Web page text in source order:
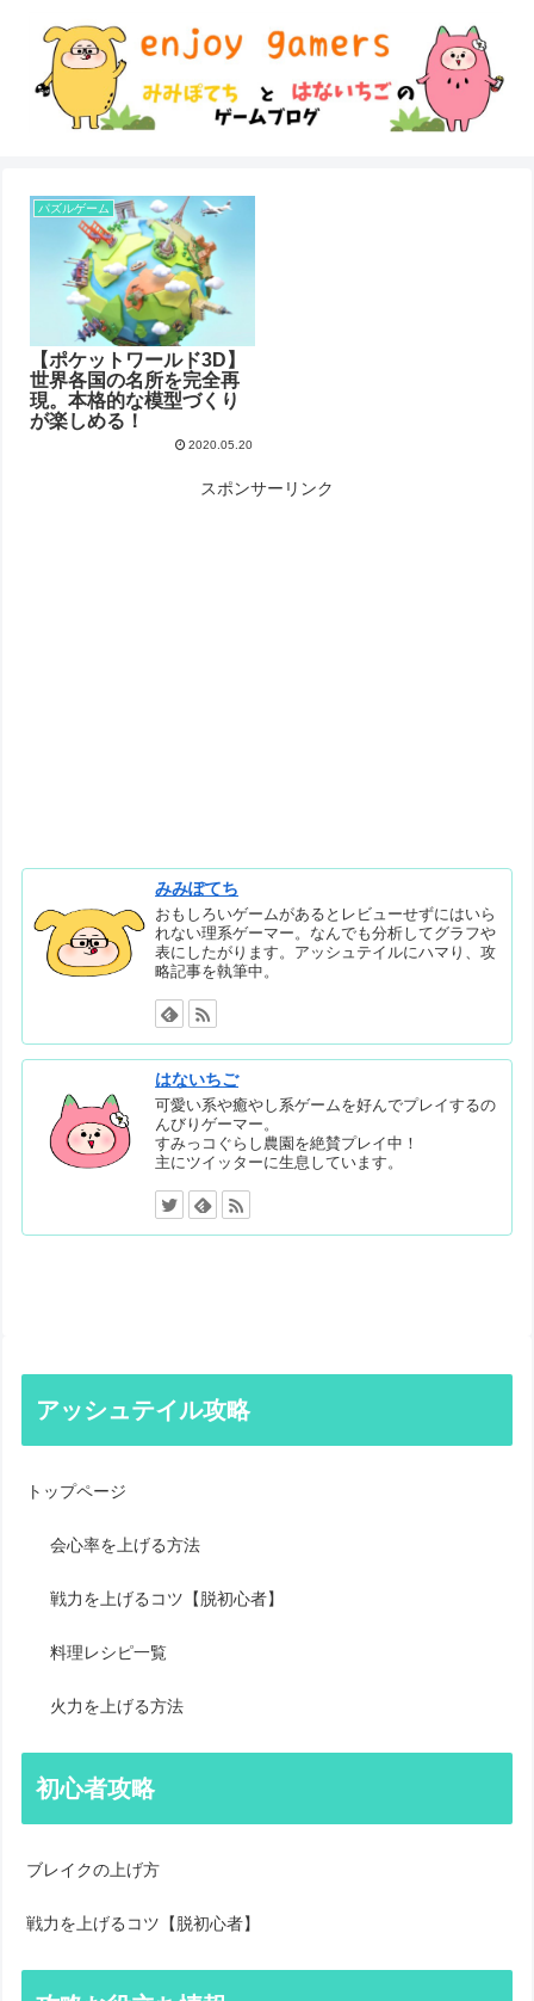
パズルゲーム
【ポケットワールド3D】
世界各国の名所を完全再
現。本格的な模型づくり
が楽しめる！
2020.05.20
スポンサーリンク
みみぽてち
おもしろいゲームがあるとレビューせずにはいら
れない理系ゲーマー。なんでも分析してグラフや
表にしたがります。アッシュテイルにハマり、攻
略記事を執筆中。
はないちご
可愛い系や癒やし系ゲームを好んでプレイするの
んびりゲーマー。
すみっコぐらし農園を絶賛プレイ中！
主にツイッターに生息しています。
アッシュテイル攻略
トップページ
会心率を上げる方法
戦力を上げるコツ【脱初心者】
料理レシピ一覧
火力を上げる方法
初心者攻略
ブレイクの上げ方
戦力を上げるコツ【脱初心者】